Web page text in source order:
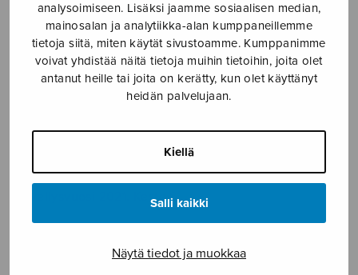
analysoimiseen. Lisäksi jaamme sosiaalisen median,
mainosalan ja analytiikka-alan kumppaneillemme
tietoja siitä, miten käytät sivustoamme. Kumppanimme
voivat yhdistää näitä tietoja muihin tietoihin, joita olet
antanut heille tai joita on kerätty, kun olet käyttänyt
heidän palvelujaan.
Kiellä
Salli kaikki
Näytä tiedot ja muokkaa
Seele...
määrä
OSTOSKORIIN
Tuotetunnus (SKU):S2820
Berliiniläisen Carl-von-Ossietzky-kuoron tilauksesta.
Omistettu kuoron johtajalle Berit Kramerille.
Sävellysvuosi 2021. Kesto 6′